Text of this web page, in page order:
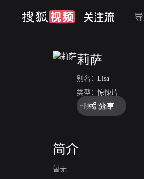
莉萨
别名： Lisa
类型： 惊悚片
上映： 1962
分享
简介
暂无